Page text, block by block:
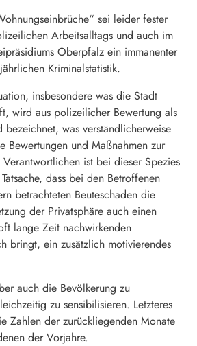
sei leider fester
Arbeitsalltags und auch im
Oberpfalz ein immanenter
Kriminalstatistik.
insbesondere was die Stadt
wird aus polizeilicher Bewertung als
bezeichnet, was verständlicherweise
Bewertungen und Maßnahmen zur
ist bei dieser Spezies
dass bei den Betroffenen
betrachteten Beuteschaden die
der Privatsphäre auch einen
lange Zeit nachwirkenden
bringt, ein zusätzlich motivierendes
auch die Bevölkerung zu
zu sensibilisieren. Letzteres
Zahlen der zurückliegenden Monate
der Vorjahre.